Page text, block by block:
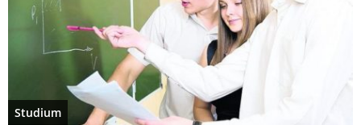
Studium